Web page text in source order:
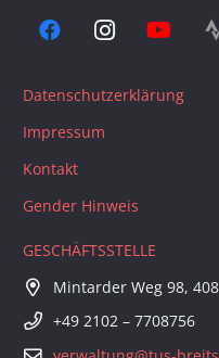
Datenschutzerklärung
Impressum
Kontakt
Gender Hinweis
GESCHÄFTSSTELLE
Mintarder Weg 98,
+49 2102 – 7708756